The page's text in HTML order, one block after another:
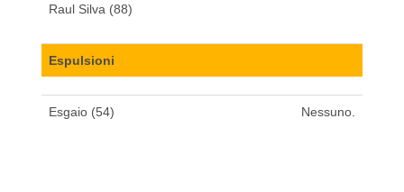
Raul Silva (88)
Espulsioni
Esgaio (54) Nessuno.